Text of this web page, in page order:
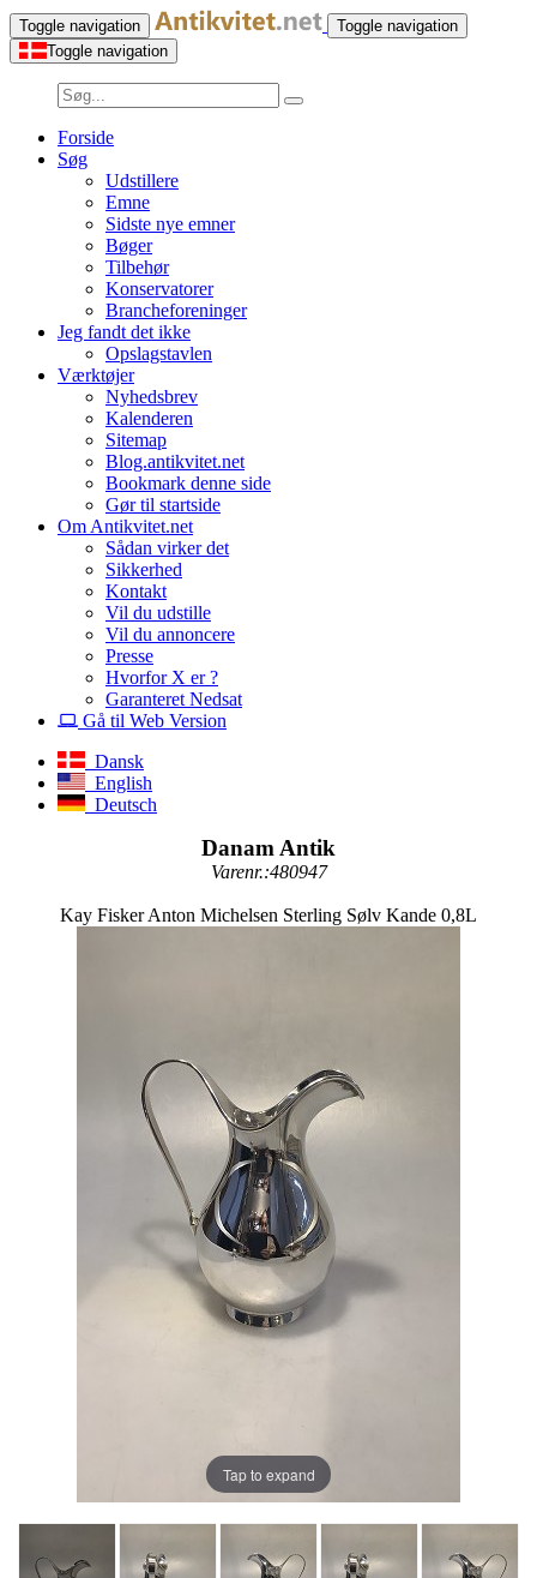
Toggle navigation
Toggle navigation
Toggle navigation
Forside
Søg
Udstillere
Emne
Sidste nye emner
Bøger
Tilbehør
Konservatorer
Brancheforeninger
Jeg fandt det ikke
Opslagstavlen
Værktøjer
Nyhedsbrev
Kalenderen
Sitemap
Blog.antikvitet.net
Bookmark denne side
Gør til startside
Om Antikvitet.net
Sådan virker det
Sikkerhed
Kontakt
Vil du udstille
Vil du annoncere
Presse
Hvorfor X er ?
Garanteret Nedsat
Gå til Web Version
Dansk
English
Deutsch
Danam Antik
Varenr.:480947
Kay Fisker Anton Michelsen Sterling Sølv Kande 0,8L
Tap to expand